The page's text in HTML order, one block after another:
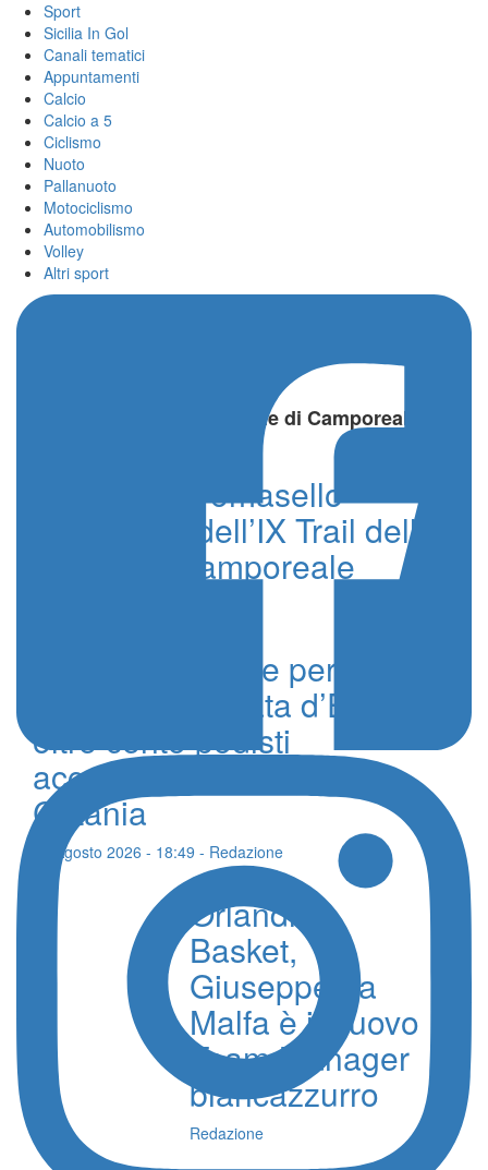
Sport
Sicilia In Gol
Canali tematici
Appuntamenti
Calcio
Calcio a 5
Ciclismo
Nuoto
Pallanuoto
Motociclismo
Automobilismo
Volley
Altri sport
IX Trail delle Cantine di Camporeale
Pozzecco e Tomasello
protagonisti dell’IX Trail delle
Cantine di Camporeale
Debutto vincente per il 1°
Trofeo Sant’Agata d’Estate,
oltre cento podisti
accendono il centro di
Catania
06 Agosto 2026 - 18:49 - Redazione
Orlandina
Basket,
Giuseppe La
Malfa è il nuovo
Team Manager
biancazzurro
Redazione